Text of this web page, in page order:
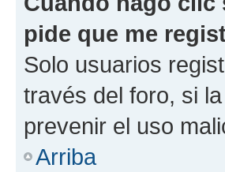
pide que me
Solo usuarios
través del foro, si
prevenir el uso
Arriba